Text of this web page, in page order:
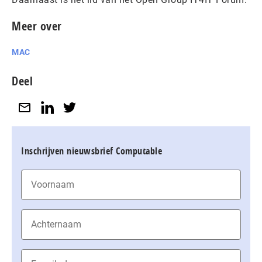
Meer over
MAC
Deel
Inschrijven nieuwsbrief Computable